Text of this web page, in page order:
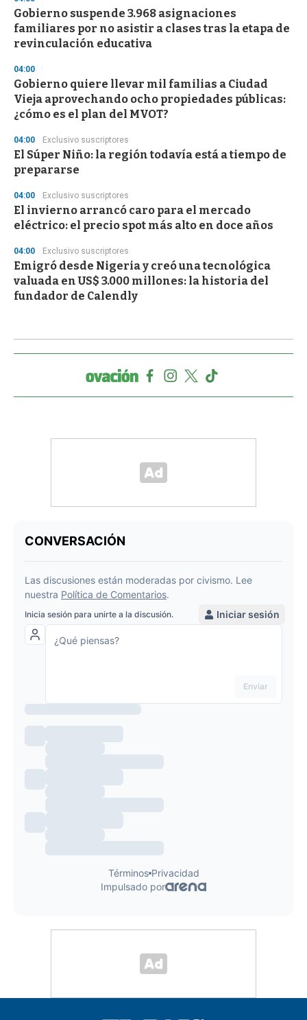
Gobierno suspende 3.968 asignaciones
familiares por no asistir a clases tras la etapa de
revinculación educativa
04:00
Gobierno quiere llevar mil familias a Ciudad
Vieja aprovechando ocho propiedades públicas:
¿cómo es el plan del MVOT?
04:00 Exclusivo suscriptores
El Súper Niño: la región todavía está a tiempo de
prepararse
04:00 Exclusivo suscriptores
El invierno arrancó caro para el mercado
eléctrico: el precio spot más alto en doce años
04:00 Exclusivo suscriptores
Emigró desde Nigeria y creó una tecnológica
valuada en US$ 3.000 millones: la historia del
fundador de Calendly